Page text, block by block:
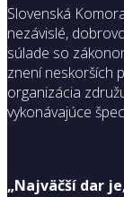
Slovenská
nezávislé,
súlade so
znení neskorších
organizácia
vykonávajúce
„Najväčší dar